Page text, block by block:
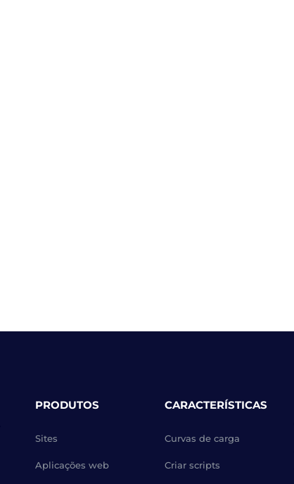
PRODUTOS
Sites
Aplicações web
CARACTERÍSTICAS
Curvas de carga
Criar scripts